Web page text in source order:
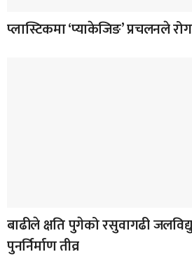
प्लास्टिकमा ‘प्याकेजिङ’ प्रचलनले
बाढीले क्षति पुगेको रसुवागढी
पुनर्निर्माण तीव्र